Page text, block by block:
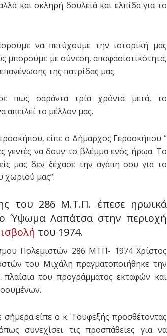
και σκληρή δουλειά και ελπίδα για το
να πετύχουμε την ιστορική μας
μπορούμε με σύνεση, αποφασιστικότητα,
της πατρίδας μας.
πως σαράντα τρία χρόνια μετά, το
απειλεί το μέλλον μας.
είπε ο Δήμαρχος Γεροσκήπου “
γενιές να δουν το βλέμμα ενός ήρωα. Το
μας δεν ξέχασε την αγάπη σου για το
χωριού μας”.
του 286 Μ.Τ.Π. έπεσε ηρωικά
Ύψωμα Λαπάτσα στην περιοχή
του 1974.
Πολεμιστών 286 ΜΤΠ- 1974 Χρίστος
του Μιχάλη πραγματοποιήθηκε την
του προγράμματος εκταφών και
είπε ο κ. Τουφεξής προσθέτοντας
συνεχίσει τις προσπάθειες για να